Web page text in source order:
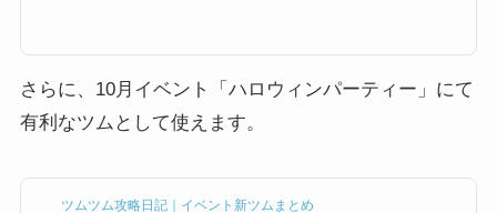
ア・ビフォア・クリスマス...
さらに、10月イベント「ハロウィンパーティー」にて
有利なツムとして使えます。
ツムツム攻略日記｜イベント新ツムまとめ